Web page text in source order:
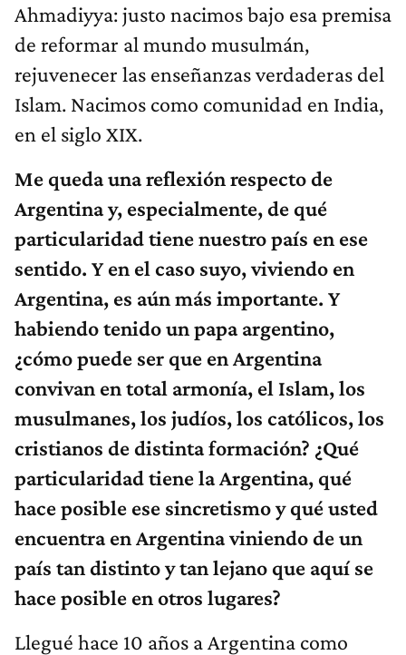
Ahmadiyya: justo nacimos bajo esa premisa
de reformar al mundo musulmán,
rejuvenecer las enseñanzas verdaderas del
Islam. Nacimos como comunidad en India,
en el siglo XIX.
Me queda una reflexión respecto de
Argentina y, especialmente, de qué
particularidad tiene nuestro país en ese
sentido. Y en el caso suyo, viviendo en
Argentina, es aún más importante. Y
habiendo tenido un papa argentino,
¿cómo puede ser que en Argentina
convivan en total armonía, el Islam, los
musulmanes, los judíos, los católicos, los
cristianos de distinta formación? ¿Qué
particularidad tiene la Argentina, qué
hace posible ese sincretismo y qué usted
encuentra en Argentina viniendo de un
país tan distinto y tan lejano que aquí se
hace posible en otros lugares?
Llegué hace 10 años a Argentina como